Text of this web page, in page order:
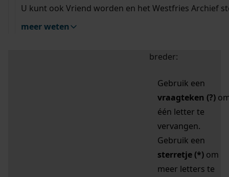
U kunt ook Vriend worden en het Westfries Archief
meer weten
uw zoekopdracht te
breder:
Gebruik een
vraagteken (?)
één letter te
vervangen.
Gebruik een
sterretje (*) om
meer letters te